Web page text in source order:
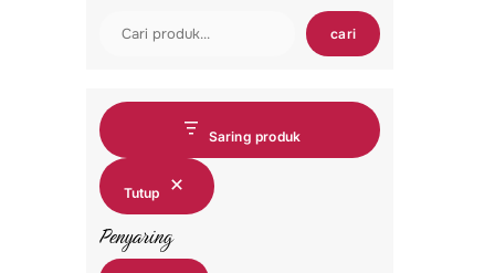
cari
Saring produk
Tutup
Penyaring